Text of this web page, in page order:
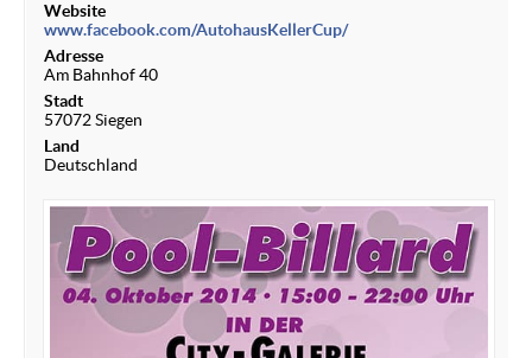
Website
www.facebook.com/AutohausKellerCup/
Adresse
Am Bahnhof 40
Stadt
57072 Siegen
Land
Deutschland